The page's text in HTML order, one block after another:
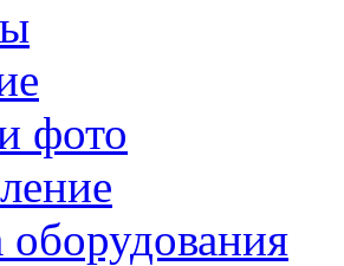
фото
оборудования